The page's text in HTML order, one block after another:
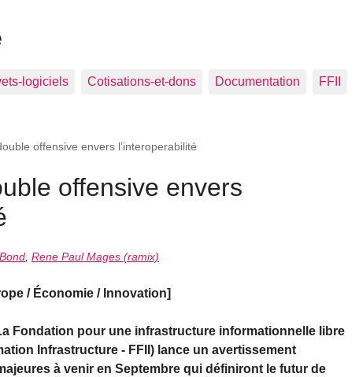
logiciels Cotisations-et-dons Documentation FFII
offensive envers l’interoperabilité
offensive envers
Rene Paul Mages (ramix)
/ Économie / Innovation]
Fondation pour une infrastructure informationnelle libre
Infrastructure - FFII) lance un avertissement
à venir en Septembre qui définiront le futur de